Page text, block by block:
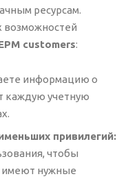
ресурсам.
возможностей
customers:
информацию о
каждую учетную
привилегий:
чтобы
имеют нужные